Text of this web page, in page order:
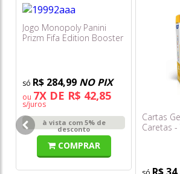
Jogo Monopoly Panini
Prizm Fifa Edition Booster
R$ 284,99 NO PIX
ou 7X DE R$ 42,85
s/juros
à vista com 5% de
desconto
COMPRAR
Cartas
Caretas